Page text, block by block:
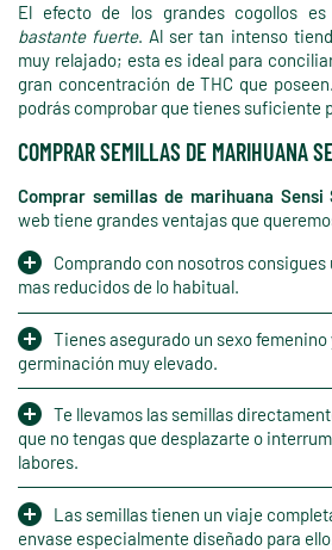
El efecto de los grandes cogollos
bastante fuerte. Al ser tan intenso
muy relajado; esta es ideal para
gran concentración de THC que
podrás comprobar que tienes suficiente
COMPRAR SEMILLAS DE MARIHUANA
Comprar semillas de marihuana Sensi
web tiene grandes ventajas que
Comprando con nosotros
mas reducidos de lo habitual.
Tienes asegurado un sexo femenino
germinación muy elevado.
Te llevamos las semillas
que no tengas que desplazarte o
labores.
Las semillas tienen un viaje
envase especialmente diseñado para ello.